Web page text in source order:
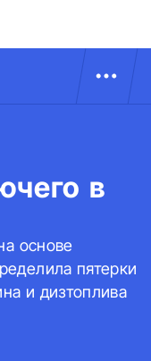
в
основе
пятерки
и дизтоплива